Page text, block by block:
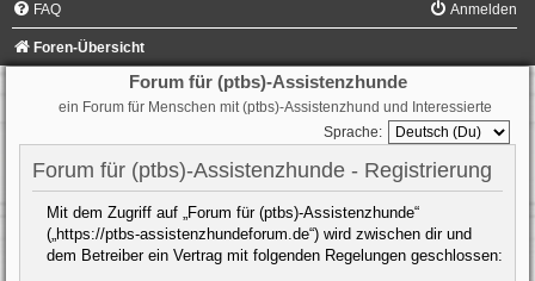
FAQ Anmelden
Foren-Übersicht
Forum für (ptbs)-Assistenzhunde
ein Forum für Menschen mit (ptbs)-Assistenzhund und Interessierte
Sprache:
Forum für (ptbs)-Assistenzhunde - Registrierung
Mit dem Zugriff auf „Forum für (ptbs)-Assistenzhunde“
(„https://ptbs-assistenzhundeforum.de“) wird zwischen dir und
dem Betreiber ein Vertrag mit folgenden Regelungen geschlossen: